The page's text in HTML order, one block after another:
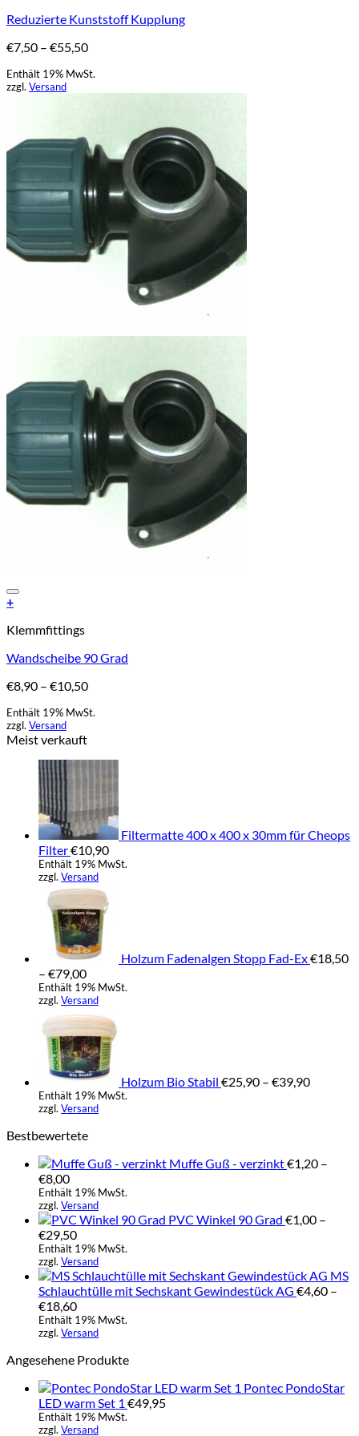
mehrere
auf.
Die
Optionen
Produktseite
Reduzierte Kunststoff Kupplung
€7,50 – €55,50Preisspanne:
bis
€55,50
Enthält 19% MwSt.
zzgl. Versand
+
Produkt
mehrere
auf.
Die
Optionen
können
Produktseite
gewählt
werden
Klemmfittings
Wandscheibe 90 Grad
€8,90 – €10,50Preisspanne:
bis
Enthält 19% MwSt.
zzgl. Versand
Meist verkauft
Filtermatte 400 x 400 x 30mm für Cheops
Filter€10,90
Enthält 19% MwSt.
zzgl. Versand
Holzum Fadenalgen Stopp Fad-Ex€18,50
– €79,00Preisspanne:
€18,50
bis
€79,00
Enthält 19% MwSt.
zzgl. Versand
Holzum Bio Stabil €25,90 – €39,90
Enthält 19% MwSt.
zzgl. Versand
Bestbewertete
Muffe Guß - verzinkt€1,20 –
€8,00Preisspanne:
€1,20
bis
€8,00
Enthält 19% MwSt.
zzgl. Versand
PVC Winkel 90 Grad €1,00 –
€29,50Preisspanne:
€1,00
bis
€29,50
Enthält 19% MwSt.
zzgl. Versand
MS
Schlauchtülle mit Sechskant Gewindestück AG €4,60 –
€18,60Preisspanne:
€4,60
bis
Enthält 19% MwSt.
zzgl. Versand
Angesehene Produkte
Pontec PondoStar
LED warm Set 1 €49,95
Enthält 19% MwSt.
zzgl. Versand